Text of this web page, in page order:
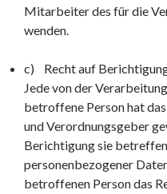
Mitarbeiter des für die
wenden.
c) Recht auf
Jede von der
betroffene Person hat
und Verordnungsgeber
Berichtigung sie
personenbezogener
betroffenen Person das